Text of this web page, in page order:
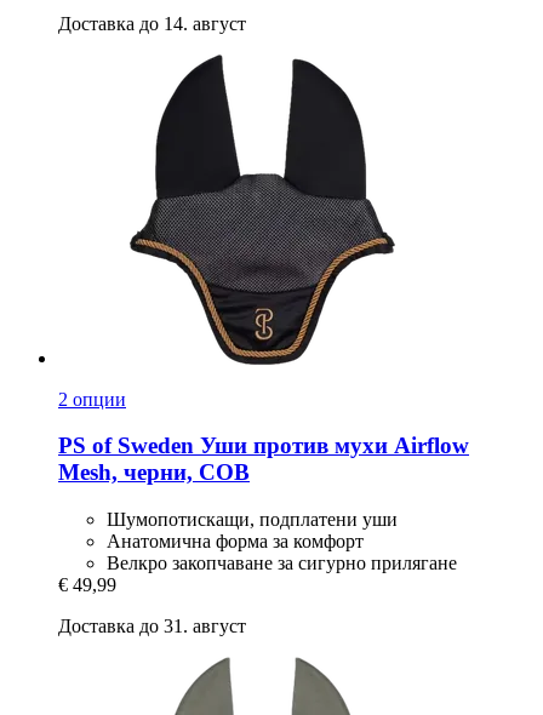
Доставка до 14. август
2 опции
PS of Sweden Уши против мухи Airflow
Mesh, черни, COB
Шумопотискащи, подплатени уши
Анатомична форма за комфорт
Велкро закопчаване за сигурно прилягане
€ 49,99
Доставка до 31. август